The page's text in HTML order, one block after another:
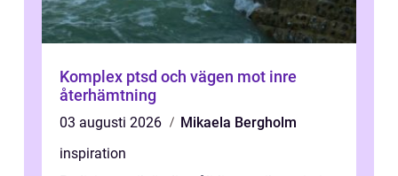
Komplex ptsd och vägen mot inre
återhämtning
03 augusti 2026
Mikaela Bergholm
inspiration